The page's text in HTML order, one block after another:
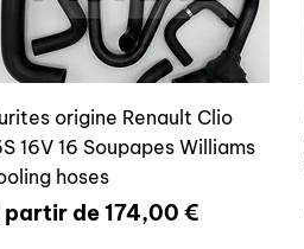
origine Renault Clio
16V 16 Soupapes Williams
hoses
partir de174,00 €
promotionnel